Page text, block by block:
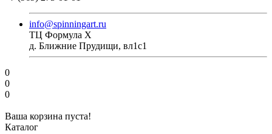
info@spinningart.ru
ТЦ Формула X
д. Ближние Прудищи, вл1с1
0
0
0
Ваша корзина пуста!
Каталог